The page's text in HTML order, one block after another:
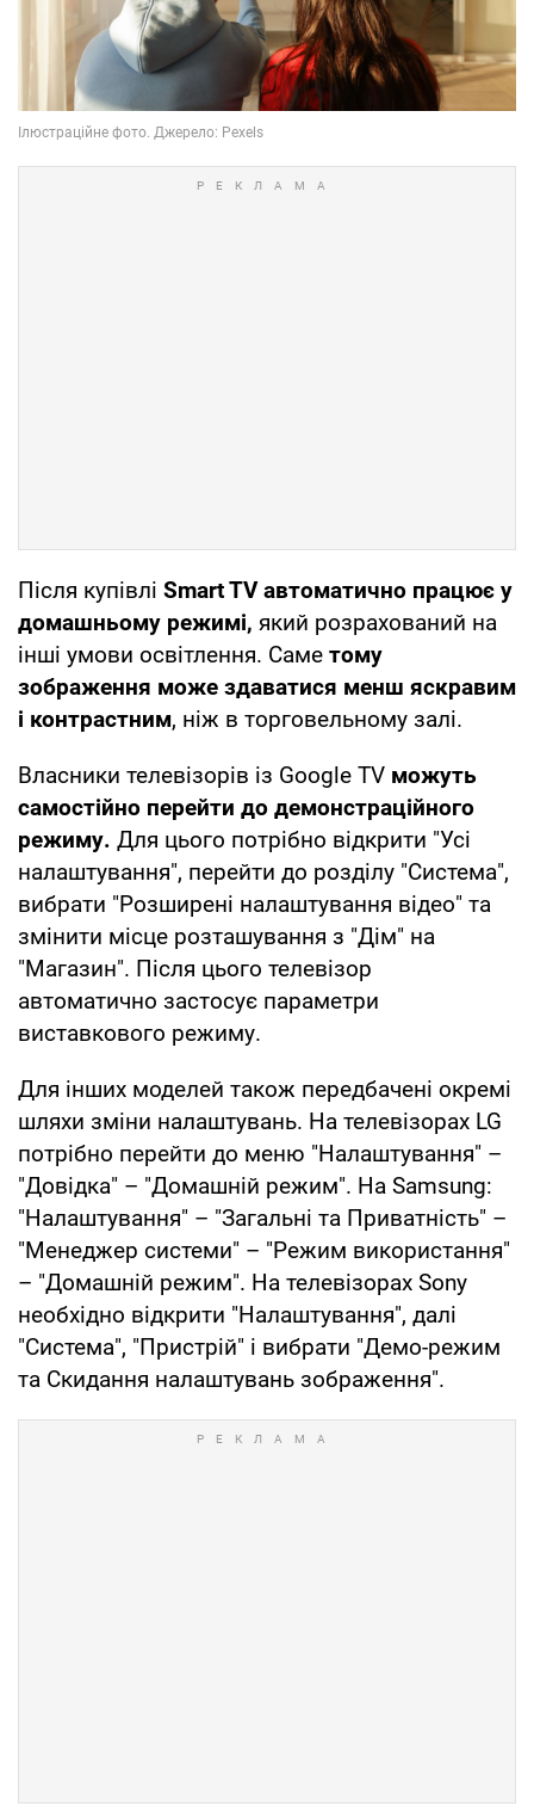
Після купівлі Smart TV автоматично працює у
домашньому режимі, який розрахований на
інші умови освітлення. Саме тому
зображення може здаватися менш яскравим
і контрастним, ніж в торговельному залі.
Власники телевізорів із Google TV можуть
самостійно перейти до демонстраційного
режиму. Для цього потрібно відкрити "Усі
налаштування", перейти до розділу "Система",
вибрати "Розширені налаштування відео" та
змінити місце розташування з "Дім" на
"Магазин". Після цього телевізор
автоматично застосує параметри
виставкового режиму.
Для інших моделей також передбачені окремі
шляхи зміни налаштувань. На телевізорах LG
потрібно перейти до меню "Налаштування" –
"Довідка" – "Домашній режим". На Samsung:
"Налаштування" – "Загальні та Приватність" –
"Менеджер системи" – "Режим використання"
– "Домашній режим". На телевізорах Sony
необхідно відкрити "Налаштування", далі
"Система", "Пристрій" і вибрати "Демо-режим
та Скидання налаштувань зображення".